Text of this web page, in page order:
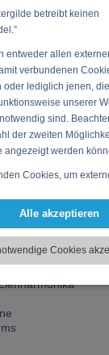
betreibt keinen
entweder allen
verbundenen
oder lediglich jenen,
unserer
sind.
der zweiten
angezeigt werden
Cookies, um
für soziale Medien
Dabei werden ggf.
zu Ihrer Verwendung
Werbung und
Unsere Partner
möglicherweise mit
Alle akzeptieren
Cookies
Wien
640 16 42
sowie